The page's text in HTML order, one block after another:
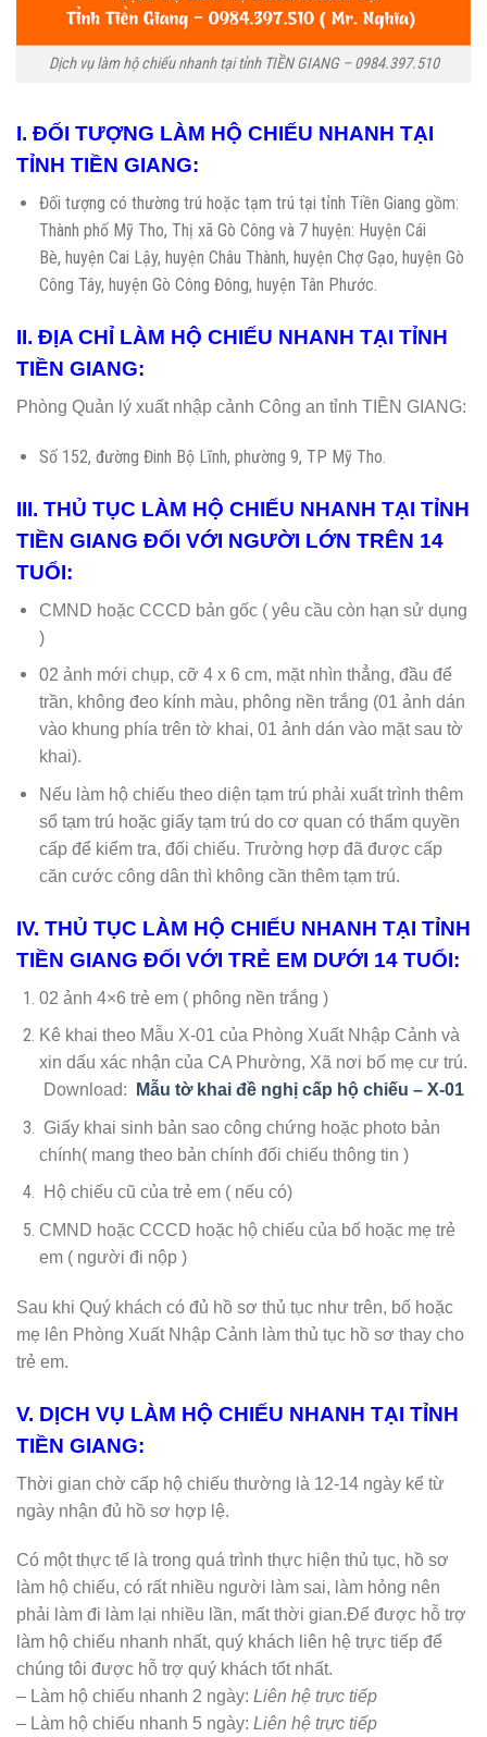
Dịch vụ làm hộ chiếu nhanh tại tỉnh TIỀN GIANG – 0984.397.510
I. ĐỐI TƯỢNG LÀM HỘ CHIẾU NHANH TẠI
TỈNH TIỀN GIANG:
Đối tượng có thường trú hoặc tạm trú tại tỉnh Tiền Giang gồm:
Thành phố Mỹ Tho, Thị xã Gò Công và 7 huyện: Huyện Cái
Bè, huyện Cai Lậy, huyện Châu Thành, huyện Chợ Gạo, huyện Gò
Công Tây, huyện Gò Công Đông, huyện Tân Phước.
II. ĐỊA CHỈ LÀM HỘ CHIẾU NHANH TẠI TỈNH
TIỀN GIANG:
Phòng Quản lý xuất nhập cảnh Công an tỉnh TIỀN GIANG:
Số 152, đường Đinh Bộ Lĩnh, phường 9, TP Mỹ Tho.
III. THỦ TỤC LÀM HỘ CHIẾU NHANH TẠI TỈNH
TIỀN GIANG ĐỐI VỚI NGƯỜI LỚN TRÊN 14
TUỔI:
CMND hoặc CCCD bản gốc ( yêu cầu còn hạn sử dụng
)
02 ảnh mới chụp, cỡ 4 x 6 cm, mặt nhìn thẳng, đầu để
trần, không đeo kính màu, phông nền trắng (01 ảnh dán
vào khung phía trên tờ khai, 01 ảnh dán vào mặt sau tờ
khai).
Nếu làm hộ chiếu theo diện tạm trú phải xuất trình thêm
sổ tạm trú hoặc giấy tạm trú do cơ quan có thẩm quyền
cấp để kiểm tra, đối chiếu. Trường hợp đã được cấp
căn cước công dân thì không cần thêm tạm trú.
IV. THỦ TỤC LÀM HỘ CHIẾU NHANH TẠI TỈNH
TIỀN GIANG ĐỐI VỚI TRẺ EM DƯỚI 14 TUỔI:
02 ảnh 4×6 trẻ em ( phông nền trắng )
Kê khai theo Mẫu X-01 của Phòng Xuất Nhập Cảnh và
xin dấu xác nhận của CA Phường, Xã nơi bố mẹ cư trú.
Download:
Mẫu tờ khai đề nghị cấp hộ chiếu – X-01
Giấy khai sinh bản sao công chứng hoặc photo bản
chính( mang theo bản chính đối chiếu thông tin )
Hộ chiếu cũ của trẻ em ( nếu có)
CMND hoặc CCCD hoặc hộ chiếu của bố hoặc mẹ trẻ
em ( người đi nộp )
Sau khi Quý khách có đủ hồ sơ thủ tục như trên, bố hoặc
mẹ lên Phòng Xuất Nhập Cảnh làm thủ tục hồ sơ thay cho
trẻ em.
V. DỊCH VỤ LÀM HỘ CHIẾU NHANH TẠI TỈNH
TIỀN GIANG:
Thời gian chờ cấp hộ chiếu thường là 12-14 ngày kể từ
ngày nhận đủ hồ sơ hợp lệ.
Có một thực tế là trong quá trình thực hiện thủ tục, hồ sơ
làm hộ chiếu, có rất nhiều người làm sai, làm hỏng nên
phải làm đi làm lại nhiều lần, mất thời gian.Để được hỗ trợ
làm hộ chiếu nhanh nhất, quý khách liên hệ trực tiếp để
chúng tôi được hỗ trợ quý khách tốt nhất.
– Làm hộ chiếu nhanh 2 ngày: Liên hệ trực tiếp
– Làm hộ chiếu nhanh 5 ngày: Liên hệ trực tiếp